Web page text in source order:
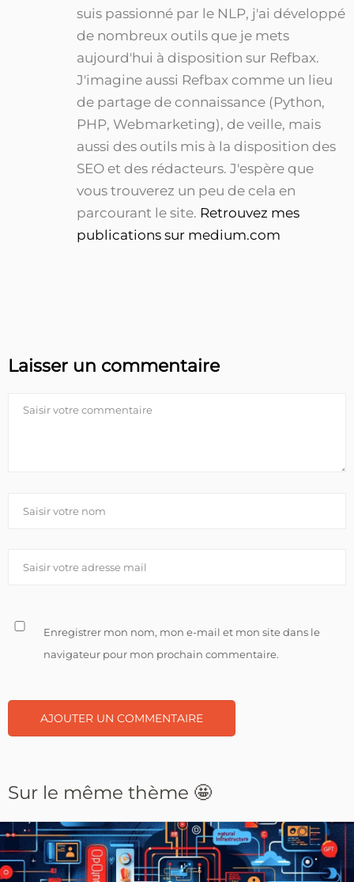
suis passionné par le NLP, j'ai développé
de nombreux outils que je mets
aujourd'hui à disposition sur Refbax.
J'imagine aussi Refbax comme un lieu
de partage de connaissance (Python,
PHP, Webmarketing), de veille, mais
aussi des outils mis à la disposition des
SEO et des rédacteurs. J'espère que
vous trouverez un peu de cela en
parcourant le site. Retrouvez mes
publications sur medium.com
Laisser un commentaire
Enregistrer mon nom, mon e-mail et mon site dans le
navigateur pour mon prochain commentaire.
Sur le même thème 🤩